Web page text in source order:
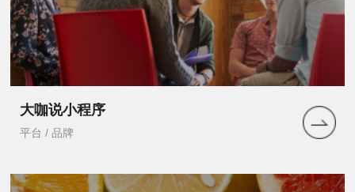
大咖说小程序
平台 / 品牌